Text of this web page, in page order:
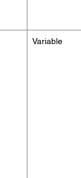
Variable